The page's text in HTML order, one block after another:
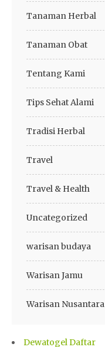
Tanaman Herbal
Tanaman Obat
Tentang Kami
Tips Sehat Alami
Tradisi Herbal
Travel
Travel & Health
Uncategorized
warisan budaya
Warisan Jamu
Warisan Nusantara
Dewatogel Daftar